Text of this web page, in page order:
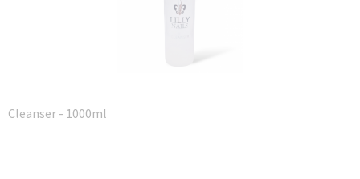
Cleanser - 1000ml